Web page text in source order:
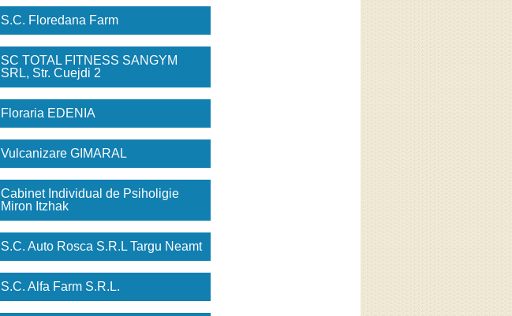
S.C. Floredana Farm
SC TOTAL FITNESS SANGYM
SRL, Str. Cuejdi 2
Floraria EDENIA
Vulcanizare GIMARAL
Cabinet Individual de Psiholigie
Miron Itzhak
S.C. Auto Rosca S.R.L Targu Neamt
S.C. Alfa Farm S.R.L.